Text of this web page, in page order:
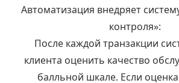
Автоматизация внедряет
контроля»:
После каждой транзакции
клиента оценить качество
балльной шкале. Если